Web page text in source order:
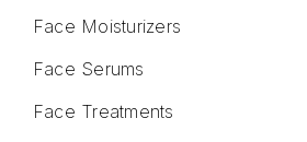
Face Moisturizers
Face Serums
Face Treatments